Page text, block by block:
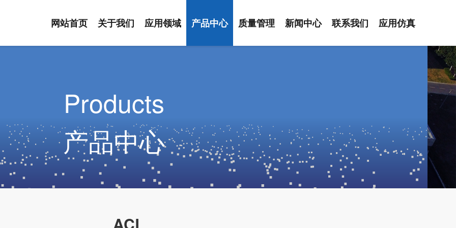
网站首页 关于我们 应用领域 产品中心 质量管理 新闻中心 联系我们 应用仿真
Products
产品中心